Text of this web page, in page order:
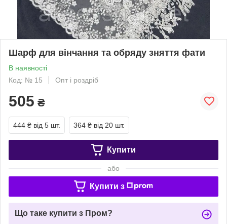
Шарф для вінчання та обряду зняття фати
В наявності
Код: № 15
Опт і роздріб
505 ₴
444 ₴ від 5 шт. 364 ₴ від 20 шт.
Купити
або
Купити з
Що таке купити з Пром?